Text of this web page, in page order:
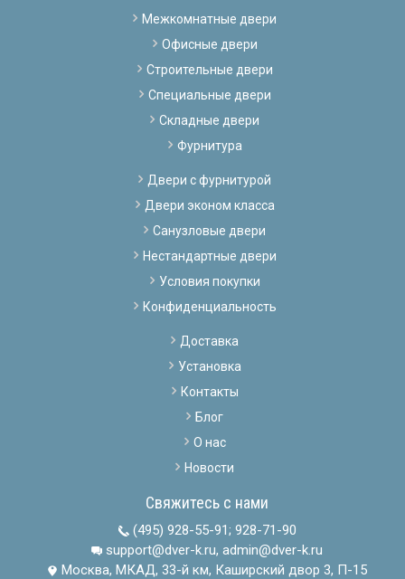
Межкомнатные двери
Офисные двери
Строительные двери
Специальные двери
Складные двери
Фурнитура
Двери с фурнитурой
Двери эконом класса
Санузловые двери
Нестандартные двери
Условия покупки
Конфиденциальность
Доставка
Установка
Контакты
Блог
О нас
Новости
Свяжитесь с нами
(495) 928-55-91; 928-71-90
support@dver-k.ru, admin@dver-k.ru
Москва, МКАД, 33-й км, Каширский двор 3, П-15